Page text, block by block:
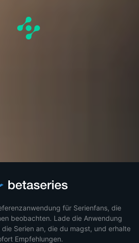
für Serienfans, die
beobachten. Lade die Anwendung
Serien an, die du magst, und erhalte
Empfehlungen.